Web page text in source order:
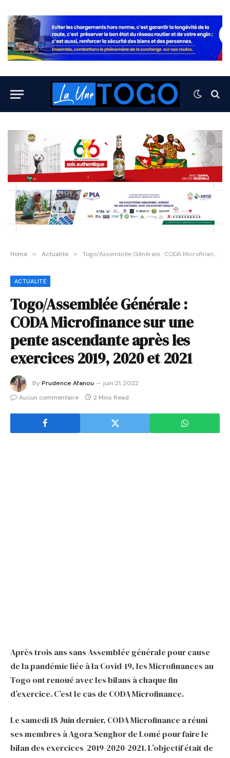
Home » Actualite » Togo/Assemblée Générale : CODA Microfinance sur une pente ascendante après les exercices 2019, 2020 et 2021
ACTUALITE
Togo/Assemblée Générale :
CODA Microfinance sur une
pente ascendante après les
exercices 2019, 2020 et 2021
ByPrudence Afanou
juin 21, 2022
Aucun commentaire
2 Mins Read
Après trois ans sans Assemblée générale pour cause
de la pandémie liée à la Covid-19, les Microfinances au
Togo ont renoué avec les bilans à chaque fin
d’exercice. C’est le cas de CODA Microfinance.
Le samedi 18 Juin dernier, CODA Microfinance a réuni
ses membres à Agora Senghor de Lomé pour faire le
bilan des exercices 2019-2020-2021. L’objectif était de